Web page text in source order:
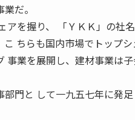
だ。
を握り、 「ＹＫＫ」の社
ちらも国内市場でトップシ
事業を展開し、建材事業は
門と して一九五七年に発